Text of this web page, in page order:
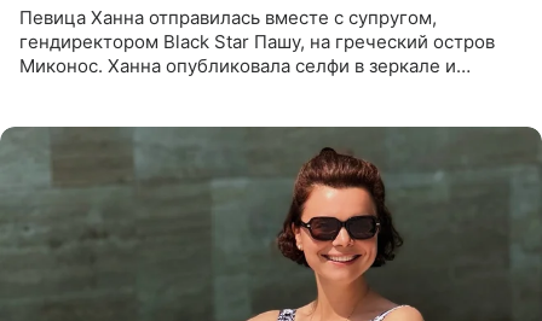
Певица Ханна отправилась вместе с супругом,
гендиректором Black Star Пашу, на греческий остров
Миконос. Ханна опубликовала селфи в зеркале и